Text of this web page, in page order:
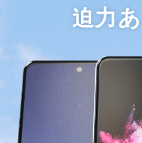
迫力